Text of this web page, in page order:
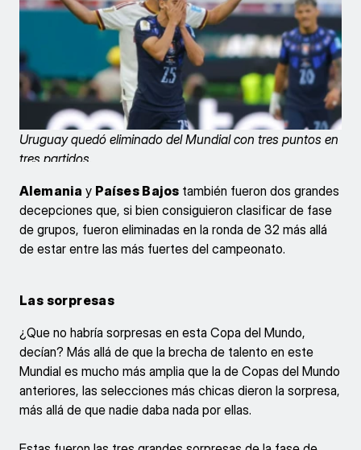
Uruguay quedó eliminado del Mundial con tres puntos en
tres partidos.
Alemania y Países Bajos también fueron dos grandes
decepciones que, si bien consiguieron clasificar de fase
de grupos, fueron eliminadas en la ronda de 32 más allá
de estar entre las más fuertes del campeonato.
Las sorpresas
¿Que no habría sorpresas en esta Copa del Mundo,
decían? Más allá de que la brecha de talento en este
Mundial es mucho más amplia que la de Copas del Mundo
anteriores, las selecciones más chicas dieron la sorpresa,
más allá de que nadie daba nada por ellas.